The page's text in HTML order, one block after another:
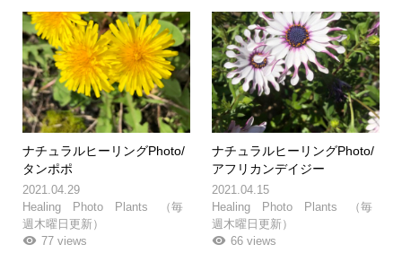
ナチュラルヒーリングPhoto/
タンポポ
2021.04.29
Healing Photo Plants （毎
週木曜日更新）
77 views
ナチュラルヒーリングPhoto/
アフリカンデイジー
2021.04.15
Healing Photo Plants （毎
週木曜日更新）
66 views